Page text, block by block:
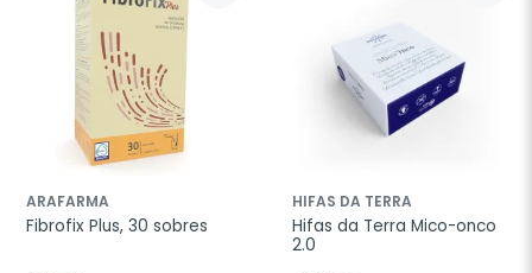
ARAFARMA
Fibrofix Plus, 30 sobres
HIFAS DA TERRA
Hifas da Terra Mico-onco
2.0